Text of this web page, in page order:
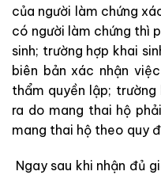
của người làm chứng
có người làm chứng thì
sinh; trường hợp khai
biên bản xác nhận
thẩm quyền lập;
ra do mang thai hộ
mang thai hộ theo quy
Ngay sau khi nhận đủ